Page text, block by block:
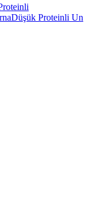
Düşük Proteinli Un